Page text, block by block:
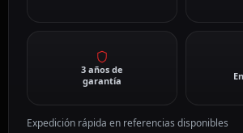
3 años de
garantía
Expedición rápida en referencias disponibles